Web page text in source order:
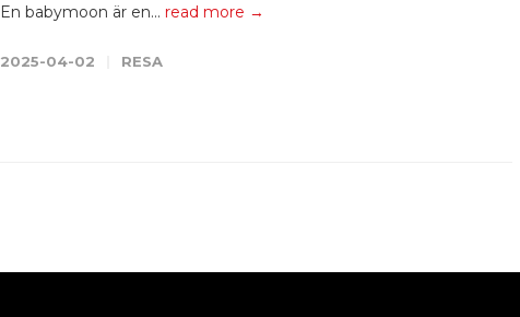
En babymoon är en... read more →
2025-04-02 RESA